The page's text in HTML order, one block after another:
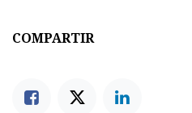
COMPARTIR